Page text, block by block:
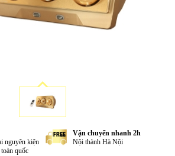
nguyên kiện
quốc
Vận chuyển nhanh 2h
Nội thành Hà Nội